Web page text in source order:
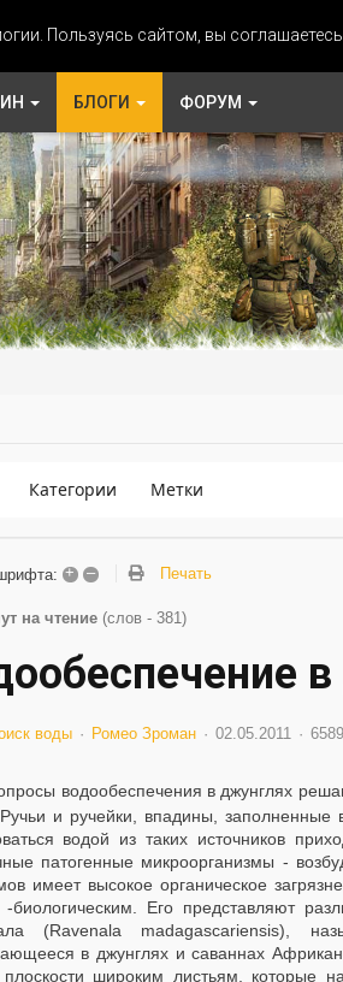
Пользуясь сайтом, вы
БЛОГИ ФОРУМ
Категории Метки
+ – Печать
на чтение (слов - 381)
воды Ромео Зроман 02.05.2011
водообеспечения в джунглях
и ручейки, впадины,
водой из таких источников
патогенные микроорганизмы -
имеет высокое органическое
биологическим. Его представляют
(Ravenala madagascariensis),
в джунглях и саваннах
широким листьям, которые